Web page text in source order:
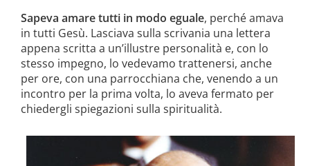
Sapeva amare tutti in modo eguale, perché amava
in tutti Gesù. Lasciava sulla scrivania una lettera
appena scritta a un’illustre per­sonalità e, con lo
stesso impegno, lo vedevamo trattenersi, anche
per ore, con una parrocchiana che, venendo a un
incontro per la prima volta, lo aveva fermato per
chiedergli spiega­zioni sulla spiritualità.